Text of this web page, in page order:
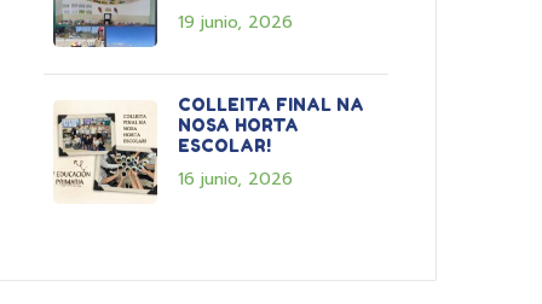
19 junio, 2026
COLLEITA FINAL NA
NOSA HORTA
ESCOLAR!
16 junio, 2026